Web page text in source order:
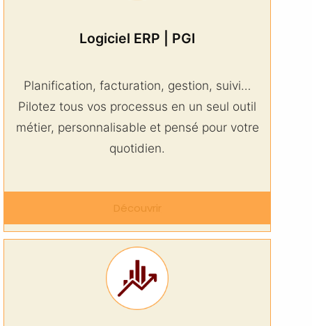
Logiciel ERP | PGI
Planification, facturation, gestion, suivi…
Pilotez tous vos processus en un seul outil
métier, personnalisable et pensé pour votre
quotidien.
Découvrir